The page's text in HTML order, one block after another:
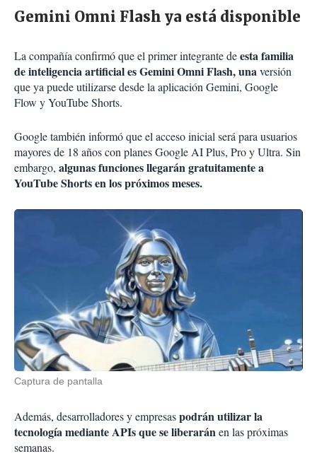
Gemini Omni Flash ya está disponible
La compañía confirmó que el primer integrante deesta familia
de inteligencia artificial es Gemini Omni Flash, unaversión
que ya puede utilizarse desde la aplicación Gemini, Google
Flow y YouTube Shorts.
Google también informó que el acceso inicial será para usuarios
mayores de 18 años con planes Google AI Plus, Pro y Ultra. Sin
embargo, algunas funciones llegarán gratuitamente a
YouTube Shorts en los próximos meses.
Captura de pantalla
Además, desarrolladores y empresaspodrán utilizar la
tecnología mediante APIs que se liberaránen las próximas
semanas.